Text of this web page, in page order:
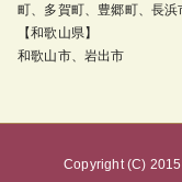
町、多賀町、豊郷町、長浜
【和歌山県】
和歌山市、岩出市
Copyright (C)